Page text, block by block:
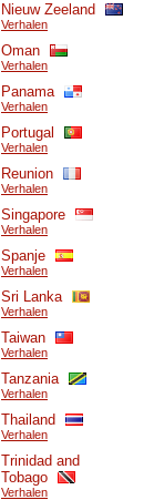
Nieuw Zeeland
Verhalen
Oman
Verhalen
Panama
Verhalen
Portugal
Verhalen
Reunion
Verhalen
Singapore
Verhalen
Spanje
Verhalen
Sri Lanka
Verhalen
Taiwan
Verhalen
Tanzania
Verhalen
Thailand
Verhalen
Trinidad and
Tobago
Verhalen